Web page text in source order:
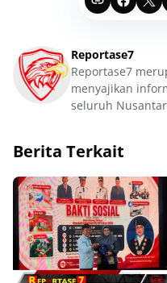
Reportase7
Reportase7
menyajikan
seluruh
Berita Terkait